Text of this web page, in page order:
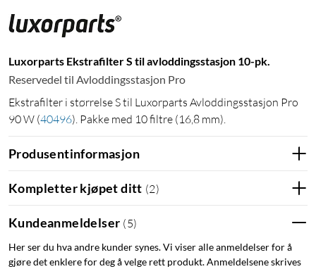
Luxorparts Ekstrafilter S til avloddingsstasjon 10-pk.
Reservedel til Avloddingsstasjon Pro
Ekstrafilter i størrelse S til Luxorparts Avloddingsstasjon Pro
90 W (40496). Pakke med 10 filtre (16,8 mm).
Produsentinformasjon
Kompletter kjøpet ditt (2)
Kundeanmeldelser (5)
Her ser du hva andre kunder synes. Vi viser alle anmeldelser for å
gjøre det enklere for deg å velge rett produkt. Anmeldelsene skrives